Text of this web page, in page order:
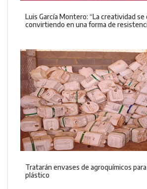
Luis García Montero: “La creatividad se
convirtiendo en una forma de
Tratarán envases de agroquímicos
plástico